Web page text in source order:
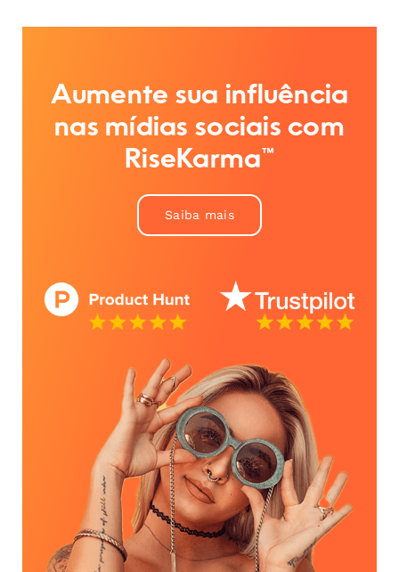
Aumente sua influência
nas mídias sociais com
RiseKarma™
Saiba mais